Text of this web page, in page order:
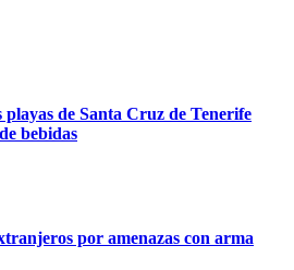
playas de Santa Cruz de Tenerife
bebidas
por amenazas con arma